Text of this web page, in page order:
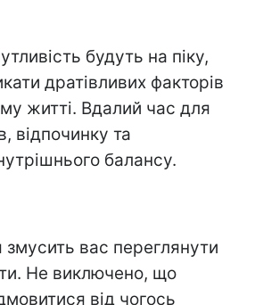
будуть на піку,
дратівливих факторів
житті. Вдалий час для
відпочинку та
балансу.
вас переглянути
Не виключено, що
від чогось